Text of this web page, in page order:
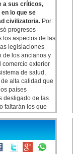
a sus críticos,
lo que se
civilizatoria. Por:
progresos
los aspectos de las
legislaciones
de los ancianos y
comercio exterior
de salud,
alta calidad que
países
desligado de las
faltarán los que